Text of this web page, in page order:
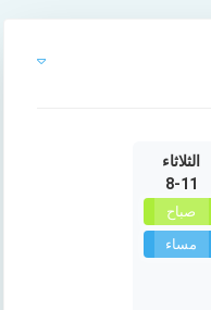
الثلاثاء
8-11
صباح
مساء